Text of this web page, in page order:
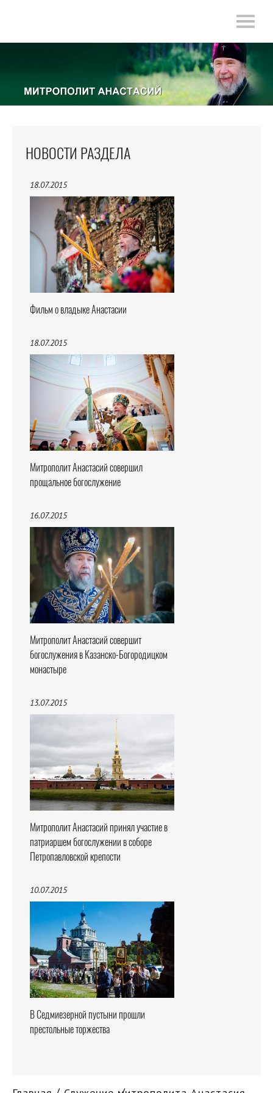
НОВОСТИ РАЗДЕЛА
18.07.2015
Фильм о владыке Анастасии
18.07.2015
Митрополит Анастасий совершил
прощальное богослужение
16.07.2015
Митрополит Анастасий совершит
богослужения в Казанско-Богородицком
монастыре
13.07.2015
Митрополит Анастасий принял участие в
патриаршем богослужении в соборе
Петропавловской крепости
10.07.2015
В Седмиезерной пустыни прошли
престольные торжества